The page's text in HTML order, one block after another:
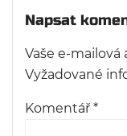
Napsat
Vaše e-mailová
Vyžadované
Komentář *